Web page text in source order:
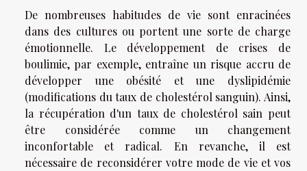
De nombreuses habitudes de vie sont enracinées
dans des cultures ou portent une sorte de charge
émotionnelle. Le développement de crises de
boulimie, par exemple, entraîne un risque accru de
développer une obésité et une dyslipidémie
(modifications du taux de cholestérol sanguin). Ainsi,
la récupération d'un taux de cholestérol sain peut
être considérée comme un changement
inconfortable et radical. En revanche, il est
nécessaire de reconsidérer votre mode de vie et vos